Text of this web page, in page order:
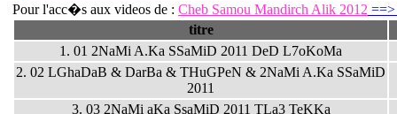
Pour l'acc�s aux videos de : Cheb Samou Mandirch Alik 2012
titre
1. 01 2NaMi A.Ka SSaMiD 2011 DeD L7oKoMa
2. 02 LGhaDaB & DarBa & THuGPeN & 2NaMi A.Ka SSaMiD
2011
3. 03 2NaMi aKa SsaMiD 2011 TLa3 TeKKa